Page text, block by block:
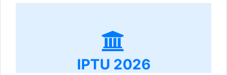
IPTU 2026